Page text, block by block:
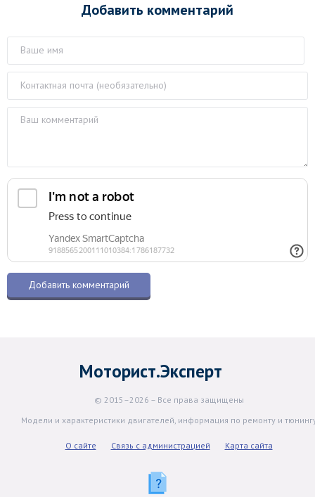
Добавить комментарий
Моторист.Эксперт
© 2015–2026 – Все права защищены
Модели и характеристики двигателей, информация по ремонту и
О сайте Связь с администрацией Карта сайта